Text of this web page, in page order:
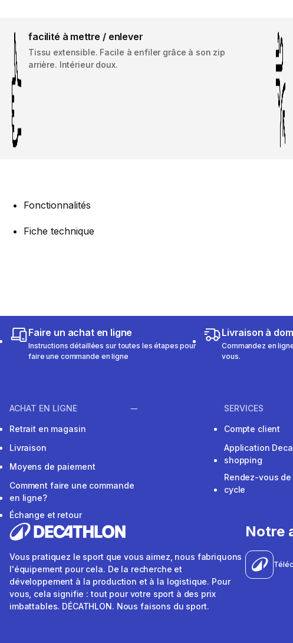
facilité à mettre / enlever
Tissu extensible. Facile à enfiler grâce à son zip
arrière. Intérieur doux.
Fonctionnalités
Fiche technique
Faire un achat en ligne
Instructions détaillées sur toutes les étapes pour
faire une commande en ligne
Livraison à
Commandez en
vous.
ACHAT EN LIGNE
Retrait en magasin
Livraison
Moyens de paiement
Comment faire une commande
en ligne?
Échange et retour
SERVICES
Compte client
Application
shopping
Rendez-vous
cycle
Vous pratiquez le sport que vous aimez, nous fabriquons
l'équipement pour cela. De la recherche et
développement à la production et à la logistique. Pour
vous, cela signifie : tout pour votre sport à des prix
imbattables. DÉCATHLON. Nous faisons du sport.
Notre